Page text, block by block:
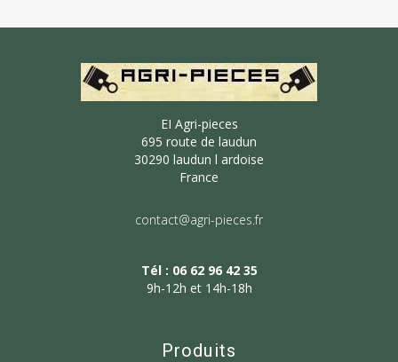
EI Agri-pieces
695 route de laudun
30290 laudun l ardoise
France
contact@agri-pieces.fr
Tél : 06 62 96 42 35
9h-12h et 14h-18h
Produits